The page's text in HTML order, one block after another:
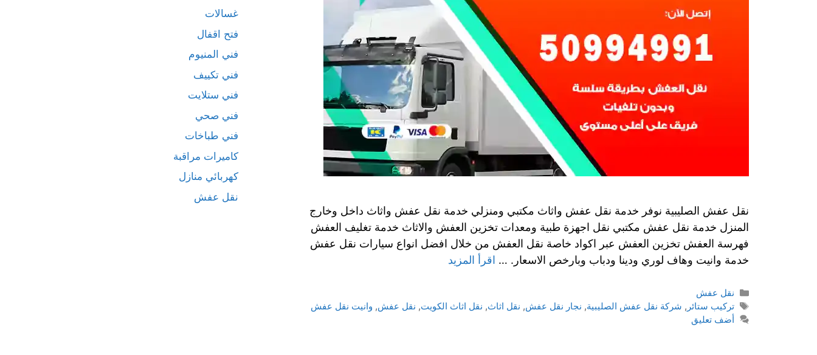
نقل عفش الصليبية نوفر خدمة نقل عفش واثاث مكتبي ومنزلي خدمة نقل عفش واثاث داخل وخارج
المنزل خدمة نقل عفش مكتبي نقل اجهزة طبية ومعدات تخزين العفش والاثاث خدمة تغليف العفش
فهرسة العفش تخزين العفش عبر اكواد خاصة نقل العفش من خلال افضل انواع سيارات نقل عفش
خدمة وانيت وهاف لوري ودينا ودباب وبارخص الاسعار. … اقرأ المزيد
نقل عفش
تركيب ستائر , شركة نقل عفش الصليبية, نجار نقل عفش, نقل اثاث, نقل اثاث الكويت, نقل عفش, وانيت نقل عفش
أضف تعليق
غسالات
فتح اقفال
فني المنيوم
فني تكييف
فني ستلايت
فني صحي
فني طباخات
كاميرات مراقبة
كهربائي منازل
نقل عفش